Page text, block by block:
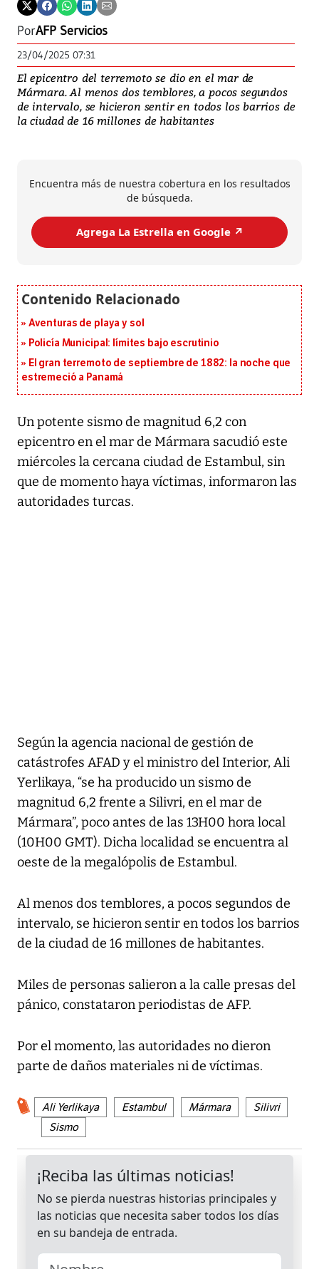
PorAFP Servicios
23/04/2025 07:31
El epicentro del terremoto se dio en el mar de
Mármara. Al menos dos temblores, a pocos segundos
de intervalo, se hicieron sentir en todos los barrios de
la ciudad de 16 millones de habitantes
Encuentra más de nuestra cobertura en los resultados
de búsqueda.
Agrega La Estrella en Google ↗️
Aventuras de playa y sol
Policía Municipal: límites bajo escrutinio
El gran terremoto de septiembre de 1882: la noche que
estremeció a Panamá
Un potente sismo de magnitud 6,2 con
epicentro en el mar de Mármara sacudió este
miércoles la cercana ciudad de Estambul, sin
que de momento haya víctimas, informaron las
autoridades turcas.
Según la agencia nacional de gestión de
catástrofes AFAD y el ministro del Interior, Ali
Yerlikaya, “se ha producido un sismo de
magnitud 6,2 frente a Silivri, en el mar de
Mármara”, poco antes de las 13H00 hora local
(10H00 GMT). Dicha localidad se encuentra al
oeste de la megalópolis de Estambul.
Al menos dos temblores, a pocos segundos de
intervalo, se hicieron sentir en todos los barrios
de la ciudad de 16 millones de habitantes.
Miles de personas salieron a la calle presas del
pánico, constataron periodistas de AFP.
Por el momento, las autoridades no dieron
parte de daños materiales ni de víctimas.
Ali Yerlikaya Estambul Mármara
Silivri
Sismo